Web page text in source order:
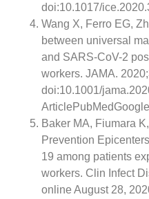
doi:10.1017/
Wang X, Ferro EG,
between universal
and SARS-CoV-2
workers. JAMA.
doi:10.1001/
Baker MA, Fiumara
Prevention
19 among patients
workers. Clin Infect
online August 28,